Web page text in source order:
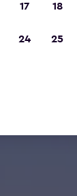
17 18
24 25